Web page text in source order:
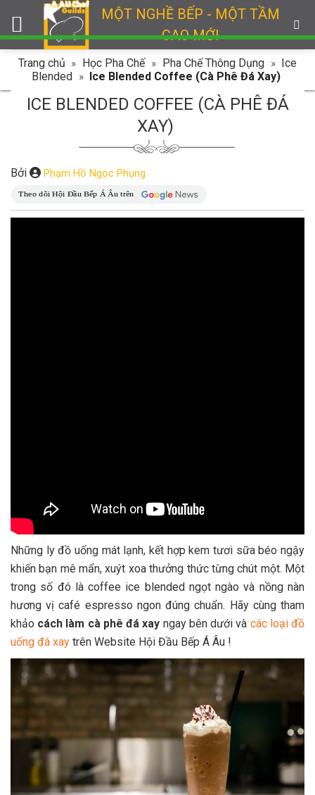
content
MỘT NGHỀ BẾP - MỘT TẦM
CAO MỚI
Trang chủ » Học Pha Chế » Pha Chế Thông Dụng » Ice
Blended » Ice Blended Coffee (Cà Phê Đá Xay)
ICE BLENDED COFFEE (CÀ PHÊ ĐÁ
XAY)
Bởi Phạm Hồ Ngọc Phụng
Những ly đồ uống mát lạnh, kết hợp kem tươi sữa béo ngậy
khiến bạn mê mẩn, xuýt xoa thưởng thức từng chút một. Một
trong số đó là coffee ice blended ngọt ngào và nồng nàn
hương vị café espresso ngon đúng chuẩn. Hãy cùng tham
khảo cách làm cà phê đá xay ngay bên dưới và các loại đồ
uống đá xay trên Website Hội Đầu Bếp Á Âu !